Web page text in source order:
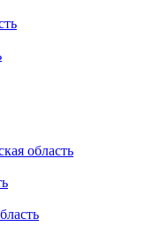
область